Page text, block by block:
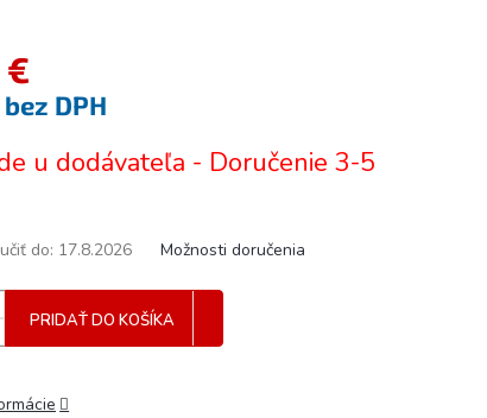
€
DPH
u dodávateľa - Doručenie 3-5
do: 17.8.2026 Možnosti doručenia
PRIDAŤ DO KOŠÍKA